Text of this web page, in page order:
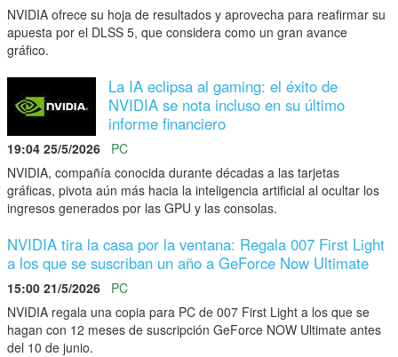
NVIDIA ofrece su hoja de resultados y aprovecha para reafirmar su
apuesta por el DLSS 5, que considera como un gran avance
gráfico.
La IA eclipsa al gaming: el éxito de
NVIDIA se nota incluso en su último
informe financiero
19:04 25/5/2026
PC
NVIDIA, compañía conocida durante décadas a las tarjetas
gráficas, pivota aún más hacia la inteligencia artificial al ocultar los
ingresos generados por las GPU y las consolas.
NVIDIA tira la casa por la ventana: Regala 007 First Light
a los que se suscriban un año a GeForce Now Ultimate
15:00 21/5/2026
PC
NVIDIA regala una copia para PC de 007 First Light a los que se
hagan con 12 meses de suscripción GeForce NOW Ultimate antes
del 10 de junio.